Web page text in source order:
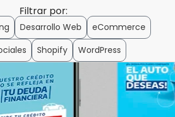
Filtrar por:
Desarrollo Web
eCommerce
Shopify WordPress